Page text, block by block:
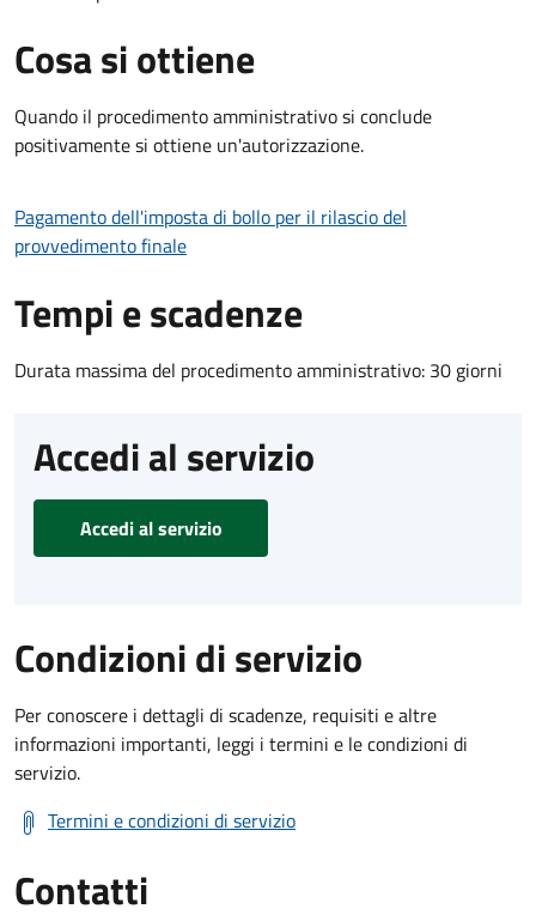
Cosa si ottiene
Quando il procedimento amministrativo si conclude
positivamente si ottiene un'autorizzazione.
Pagamento dell'imposta di bollo per il rilascio del
provvedimento finale
Tempi e scadenze
Durata massima del procedimento amministrativo: 30 giorni
Accedi al servizio
Accedi al servizio
Condizioni di servizio
Per conoscere i dettagli di scadenze, requisiti e altre
informazioni importanti, leggi i termini e le condizioni di
servizio.
Termini e condizioni di servizio
Contatti